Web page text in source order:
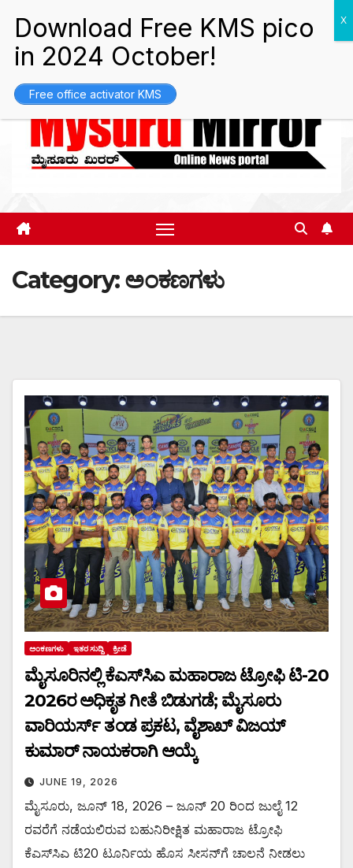
content
Mon. Aug 10th, 2026 7:29:40 AM
Category:ಅಂಕಣಗಳು
ಅಂಕಣಗಳು ಇತರ ಸುದ್ದಿ ಕ್ರೀಡೆ
ಮೈಸೂರಿನಲ್ಲಿ ಕೆಎಸ್‌ಸಿಎ ಮಹಾರಾಜ ಟ್ರೋಫಿ ಟಿ-20
2026ರ ಅಧಿಕೃತ ಗೀತೆ ಬಿಡುಗಡೆ; ಮೈಸೂರು
ವಾರಿಯರ್ಸ್ ತಂಡ ಪ್ರಕಟ, ವೈಶಾಖ್ ವಿಜಯ್
ಕುಮಾರ್ ನಾಯಕರಾಗಿ ಆಯ್ಕೆ
JUNE 19, 2026
ಮೈಸೂರು, ಜೂನ್ 18, 2026 – ಜೂನ್ 20 ರಿಂದ ಜುಲೈ 12
ರವರೆಗೆ ನಡೆಯಲಿರುವ ಬಹುನಿರೀಕ್ಷಿತ ಮಹಾರಾಜ ಟ್ರೋಫಿ
ಕೆಎಸ್‌ಸಿಎ ಟಿ20 ಟೂರ್ನಿಯ ಹೊಸ ಸೀಸನ್‌ಗೆ ಚಾಲನೆ ನೀಡಲು
Free office activator KMS